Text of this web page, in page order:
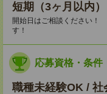
短期（3ヶ月以内）
開始日はご相談ください
す！
応募資格・条件
職種未経験OK /